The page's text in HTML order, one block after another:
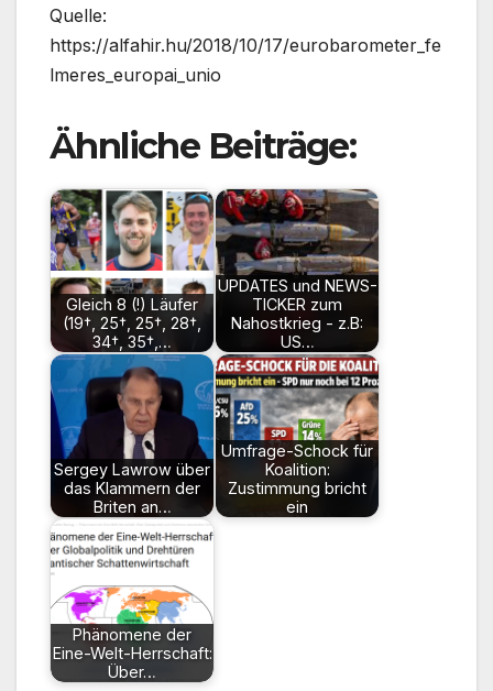
Quelle:
https://alfahir.hu/2018/10/17/eurobarometer_fe
lmeres_europai_unio
Ähnliche Beiträge:
Gleich 8 (!) Läufer
(19†, 25†, 25†, 28†,
34†, 35†,…
UPDATES und NEWS-
TICKER zum
Nahostkrieg - z.B:
US…
Sergey Lawrow über
das Klammern der
Briten an…
Umfrage-Schock für
Koalition:
Zustimmung bricht
ein
Phänomene der
Eine-Welt-Herrschaft:
Über…